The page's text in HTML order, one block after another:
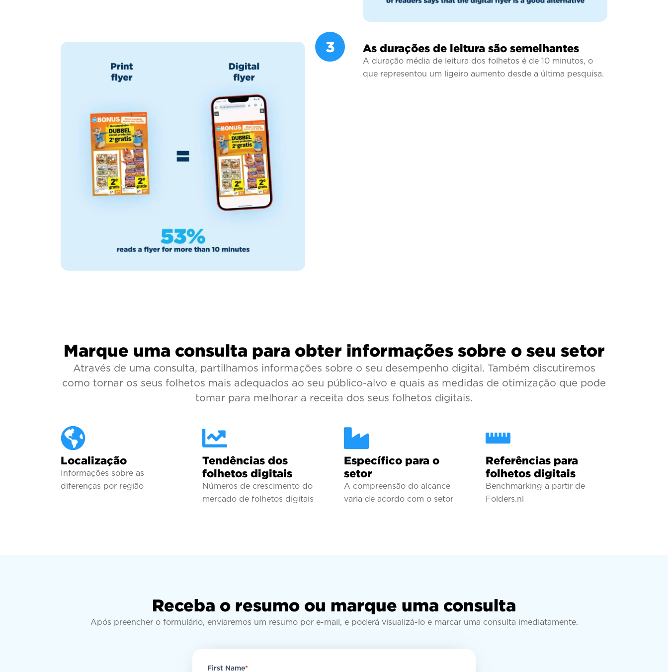
3 As durações de leitura são semelhantes
A duração média de leitura dos folhetos é de 10 minutos, o
que representou um ligeiro aumento desde a última pesquisa.
Marque uma consulta para obter informações sobre o seu setor
Através de uma consulta, partilhamos informações sobre o seu desempenho digital. Também discutiremos
como tornar os seus folhetos mais adequados ao seu público-alvo e quais as medidas de otimização que pode
tomar para melhorar a receita dos seus folhetos digitais.
Localização
Informações sobre as
diferenças por região
Tendências dos
folhetos digitais
Números de crescimento do
mercado de folhetos digitais
Específico para o
setor
A compreensão do alcance
varia de acordo com o setor
Referências para
folhetos digitais
Benchmarking a partir de
Folders.nl
Receba o resumo ou marque uma consulta
Após preencher o formulário, enviaremos um resumo por e-mail, e poderá visualizá-lo e marcar uma consulta imediatamente.
First Name*